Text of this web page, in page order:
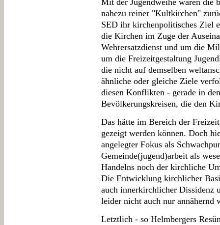
Mit der Jugendweihe waren die
nahezu reiner "Kultkirchen"
SED ihr kirchenpolitisches Ziel
die Kirchen im Zuge der
Wehrersatzdienst und um die
um die Freizeitgestaltung
die nicht auf demselben
ähnliche oder gleiche Ziele
diesen Konflikten - gerade in
Bevölkerungskreisen, die den
Das hätte im Bereich der
gezeigt werden können. Doch
angelegter Fokus als
Gemeinde(jugend)arbeit als
Handelns noch der kirchliche
Die Entwicklung kirchlicher
auch innerkirchlicher Dissidenz
leider nicht auch nur annähernd
Letztlich - so Helmbergers